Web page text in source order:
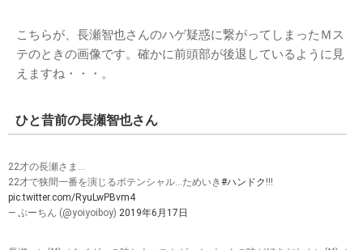
こちらが、長瀬智也さんのハゲ疑惑に繋がってしまったＭス
テのときの画像です。確かに前頭部が後退しているように見
えますね・・・。
ひと昔前の長瀬智也さん
22才の長瀬さま…
22才で狭間一番を演じるポテンシャル…ためいき#ハンドク !!!
pic.twitter.com/RyuLwPBvm4
— ぷーちん (@yoiyoiboy) 2019年6月17日